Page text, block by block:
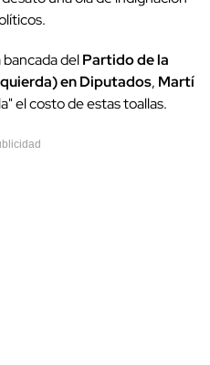
delPartido de la
en Diputados, Martí
el costo de estas toallas.